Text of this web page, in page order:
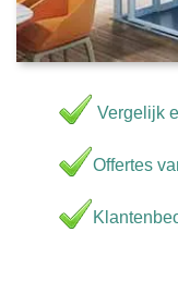
Vergelijk
Offertes